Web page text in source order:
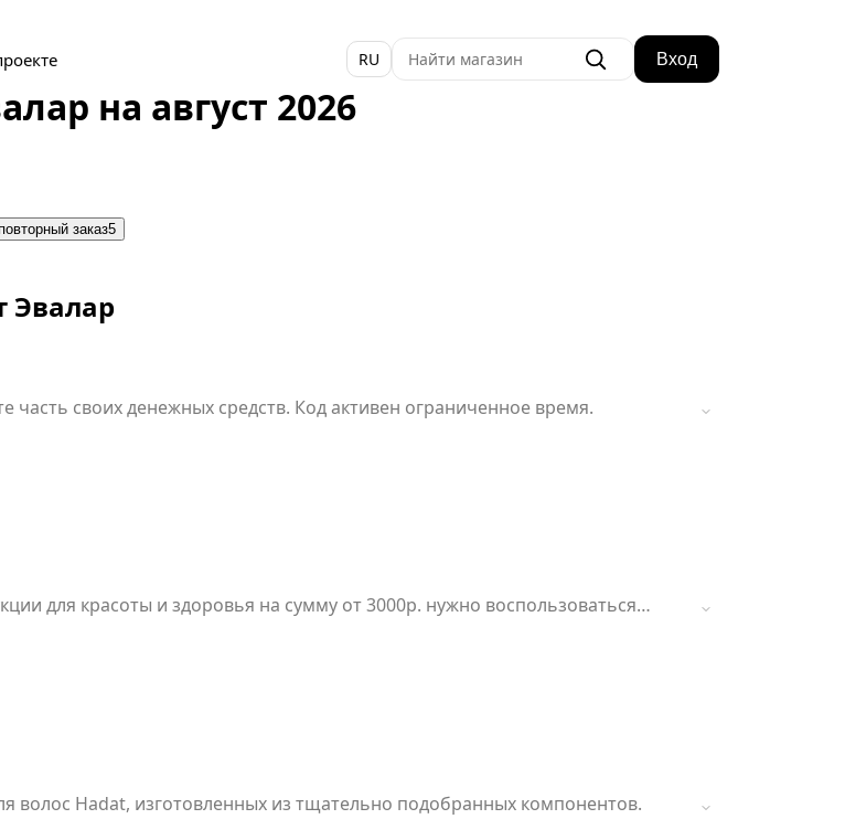
RU Вход
на август 2026
заказ5
Эвалар
своих денежных средств. Код активен ограниченное время.
для красоты и здоровья на сумму от 3000р. нужно воспользоваться
ограничено.
волос Hadat, изготовленных из тщательно подобранных компонентов.